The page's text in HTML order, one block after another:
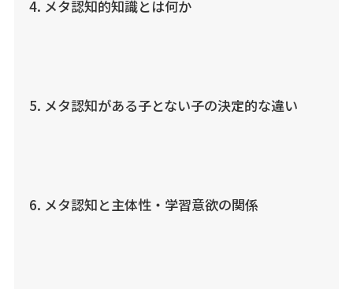
メタ認知的知識とは何か
メタ認知がある子とない子の決定的な違い
メタ認知と主体性・学習意欲の関係